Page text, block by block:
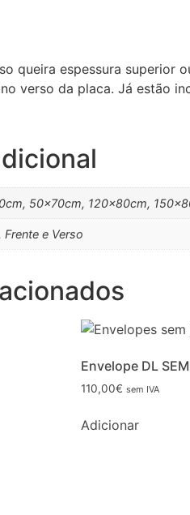
queira espessura
verso da placa. Já estão
50x70cm, 120x80cm,
Frente e Verso
Envelope DL
110,00€ sem IVA
Adicionar